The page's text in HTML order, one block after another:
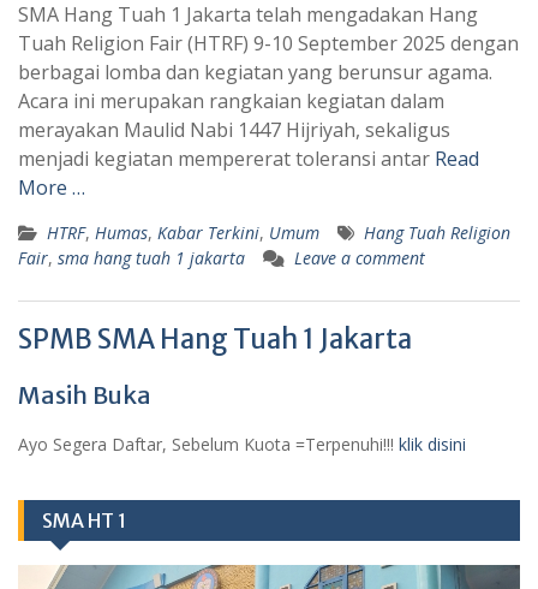
SMA Hang Tuah 1 Jakarta telah mengadakan Hang
Tuah Religion Fair (HTRF) 9-10 September 2025 dengan
berbagai lomba dan kegiatan yang berunsur agama.
Acara ini merupakan rangkaian kegiatan dalam
merayakan Maulid Nabi 1447 Hijriyah, sekaligus
menjadi kegiatan mempererat toleransi antar Read
More …
HTRF, Humas, Kabar Terkini, Umum
Hang Tuah Religion
Fair, sma hang tuah 1 jakarta Leave a comment
SPMB SMA Hang Tuah 1 Jakarta
Masih Buka
Ayo Segera Daftar, Sebelum Kuota =Terpenuhi!!! klik disini
SMA HT 1